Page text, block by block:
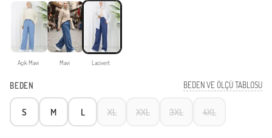
Açık Mavi Mavi Lacivert
BEDEN BEDEN VE ÖLÇÜ TABLOSU
S M L XL XXL 3XL 4XL